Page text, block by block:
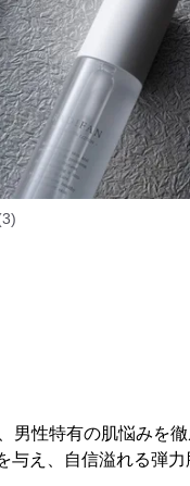
性特有の肌悩みを徹
え、自信溢れる弾力